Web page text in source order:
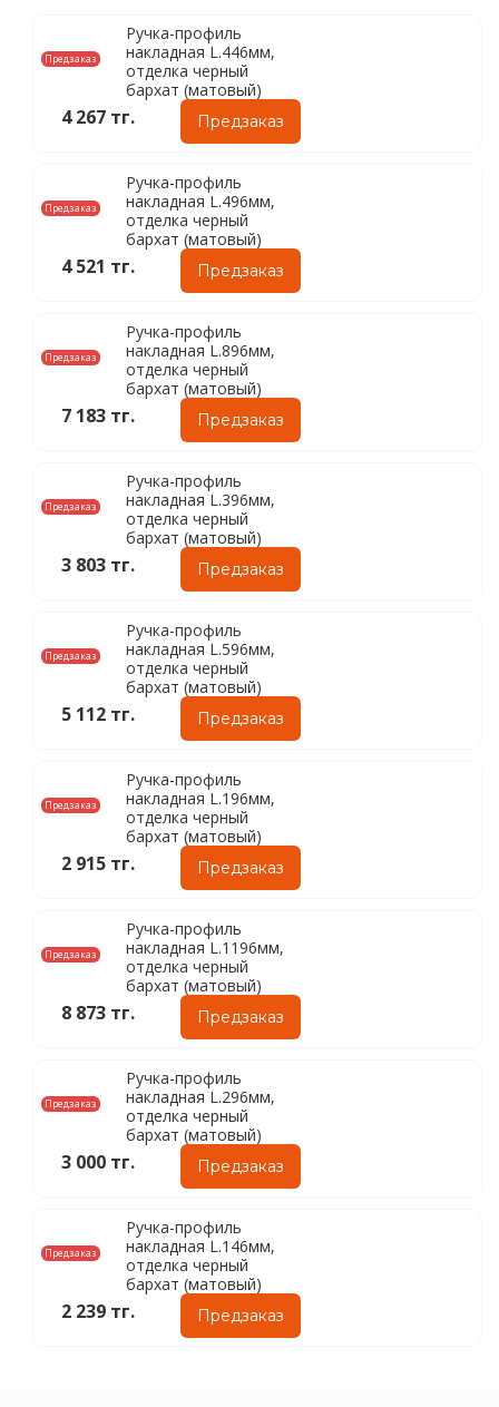
Предзаказ
Ручка-профиль
накладная L.446мм,
отделка черный
бархат (матовый)
4 267 тг. Предзаказ
Предзаказ
Ручка-профиль
накладная L.496мм,
отделка черный
бархат (матовый)
4 521 тг. Предзаказ
Предзаказ
Ручка-профиль
накладная L.896мм,
отделка черный
бархат (матовый)
7 183 тг. Предзаказ
Предзаказ
Ручка-профиль
накладная L.396мм,
отделка черный
бархат (матовый)
3 803 тг. Предзаказ
Предзаказ
Ручка-профиль
накладная L.596мм,
отделка черный
бархат (матовый)
5 112 тг. Предзаказ
Предзаказ
Ручка-профиль
накладная L.196мм,
отделка черный
бархат (матовый)
2 915 тг. Предзаказ
Предзаказ
Ручка-профиль
накладная L.1196мм,
отделка черный
бархат (матовый)
8 873 тг. Предзаказ
Предзаказ
Ручка-профиль
накладная L.296мм,
отделка черный
бархат (матовый)
3 000 тг. Предзаказ
Предзаказ
Ручка-профиль
накладная L.146мм,
отделка черный
бархат (матовый)
2 239 тг. Предзаказ